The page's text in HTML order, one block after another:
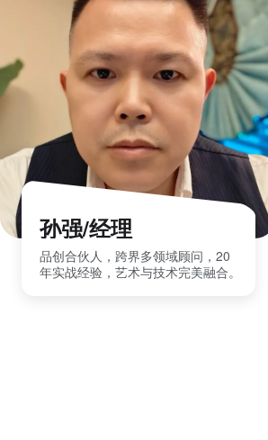
孙强/经理
品创合伙人，跨界多领域顾问，20
年实战经验，艺术与技术完美融合。